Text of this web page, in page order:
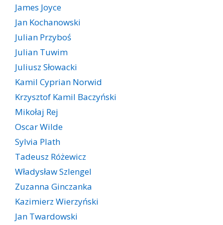
James Joyce
Jan Kochanowski
Julian Przyboś
Julian Tuwim
Juliusz Słowacki
Kamil Cyprian Norwid
Krzysztof Kamil Baczyński
Mikołaj Rej
Oscar Wilde
Sylvia Plath
Tadeusz Różewicz
Władysław Szlengel
Zuzanna Ginczanka
Kazimierz Wierzyński
Jan Twardowski